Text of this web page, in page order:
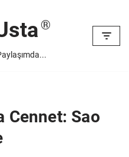
Cennet: Sao